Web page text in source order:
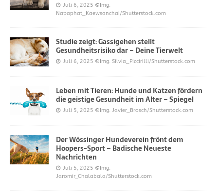
Juli 6, 2025 ©Img.
Napaphat_Kaewsanchai/Shutterstock.com
Studie zeigt: Gassigehen stellt
Gesundheitsrisiko dar – Deine Tierwelt
Juli 6, 2025 ©Img. Silvia_Piccirilli/Shutterstock.com
Leben mit Tieren: Hunde und Katzen fördern
die geistige Gesundheit im Alter – Spiegel
Juli 5, 2025 ©Img. Javier_Brosch/Shutterstock.com
Der Wössinger Hundeverein frönt dem
Hoopers-Sport – Badische Neueste
Nachrichten
Juli 5, 2025 ©Img.
Jaromir_Chalabala/Shutterstock.com